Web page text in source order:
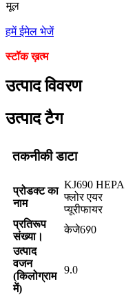
मूल
हमें ईमेल भेजें
स्टॉक ख़त्म
उत्पाद विवरण
उत्पाद टैग
तकनीकी डाटा
प्रोडक्ट का
नाम
KJ690 HEPA
फ्लोर एयर
प्यूरीफायर
प्रतिरूप
संख्या।
केजे690
उत्पाद
वजन
(किलोग्राम
में)
9.0